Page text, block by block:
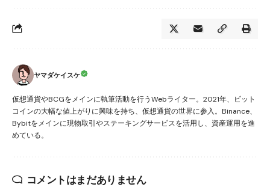
ヤマダケイスケ
仮想通貨やBCGをメインに執筆活動を行うWebライター。2021年、ビット
コインの大幅な値上がりに興味を持ち、仮想通貨の世界に参入。Binance、
Bybitをメインに現物取引やステーキングサービスを活用し、資産運用を進
めている。
コメントはまだありません